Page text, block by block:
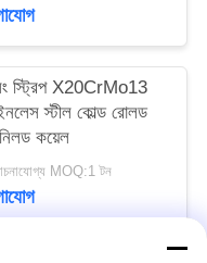
স্ট্রিপ X20CrMo13
স্টীল কোল্ড রোলড
কয়েল
MOQ:1 টন